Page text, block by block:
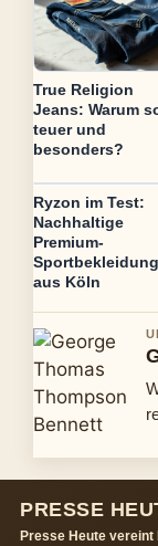
True Religion
Jeans: Warum
teuer und
besonders?
Ryzon im Test:
Nachhaltige
Premium-
Sportbekleidung
aus Köln
PRESSE
Presse Heute